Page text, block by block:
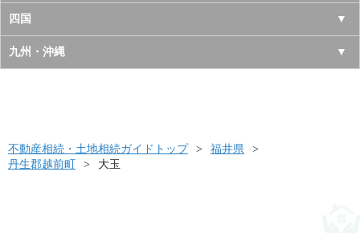
山形県
福島県
茨城県
栃木県
富山県
石川県
三重県
静岡県
京都府
兵庫県
和歌山県
鳥取県
島根県
山口県
四国
徳島県
高知県
九州・沖縄
長崎県
不動産相続・土地相続ガイドトップ
福井県
丹生郡越前町
大玉